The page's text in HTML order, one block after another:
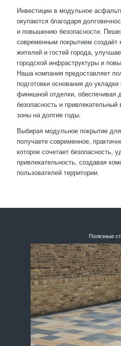
Инвестиции в модульное
окупаются благодаря
и повышению безопасности.
современным покрытием
жителей и гостей города,
городской инфраструктуры и
Наша компания предоставляет
подготовки основания до
финишной отделки, обеспечивая
безопасность и
зоны на долгие годы.
Выбирая модульное покрытие
получаете современное,
которое сочетает безопасность,
привлекательность, создавая
пользователей территории.
Полезные